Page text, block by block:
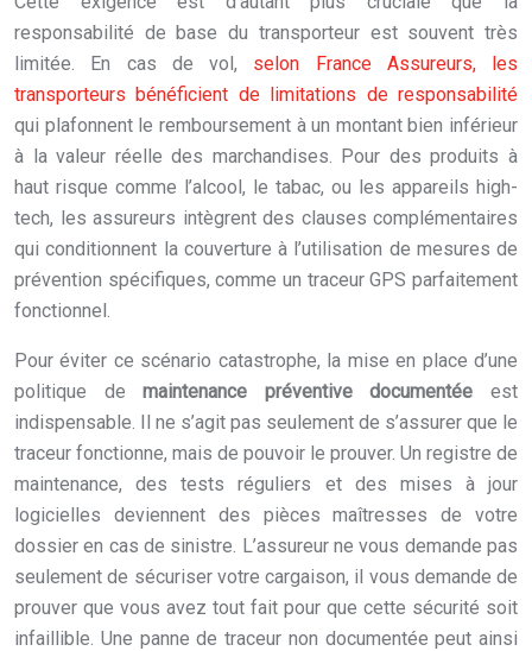
responsabilité de base du transporteur est souvent très
limitée. En cas de vol, selon France Assureurs, les
transporteurs bénéficient de limitations de responsabilité
qui plafonnent le remboursement à un montant bien inférieur
à la valeur réelle des marchandises. Pour des produits à
haut risque comme l’alcool, le tabac, ou les appareils high-
tech, les assureurs intègrent des clauses complémentaires
qui conditionnent la couverture à l’utilisation de mesures de
prévention spécifiques, comme un traceur GPS parfaitement
fonctionnel.
Pour éviter ce scénario catastrophe, la mise en place d’une
politique demaintenance préventive documentée est
indispensable. Il ne s’agit pas seulement de s’assurer que le
traceur fonctionne, mais de pouvoir le prouver. Un registre de
maintenance, des tests réguliers et des mises à jour
logicielles deviennent des pièces maîtresses de votre
dossier en cas de sinistre. L’assureur ne vous demande pas
seulement de sécuriser votre cargaison, il vous demande de
prouver que vous avez tout fait pour que cette sécurité soit
infaillible. Une panne de traceur non documentée peut ainsi